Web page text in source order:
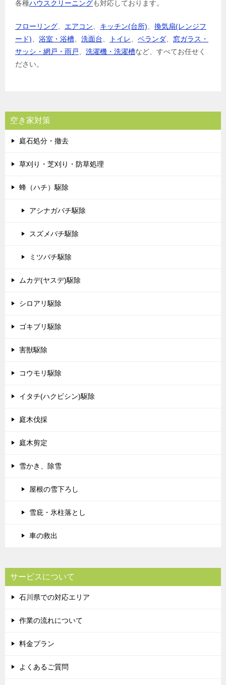
各種ハウスクリーニングも対応しております。
フローリング エアコン キッチン(台所)
換気扇(レンジフ
ード)
浴室・浴槽 洗面台 トイレ ベランダ
窓ガラス・
サッシ・網戸・雨戸
洗濯機・洗濯槽など、すべてお任せく
ださい。
空き家対策
庭石処分・撤去
草刈り・芝刈り・防草処理
蜂（ハチ）駆除
アシナガバチ駆除
スズメバチ駆除
ミツバチ駆除
ムカデ(ヤスデ)駆除
シロアリ駆除
ゴキブリ駆除
害獣駆除
コウモリ駆除
イタチ(ハクビシン)駆除
庭木伐採
庭木剪定
雪かき、除雪
屋根の雪下ろし
雪庇・氷柱落とし
車の救出
サービスについて
石川県での対応エリア
作業の流れについて
料金プラン
よくあるご質問